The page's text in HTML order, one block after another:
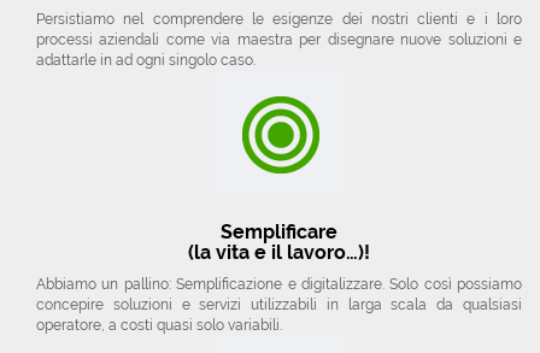
Persistiamo nel comprendere le esigenze dei nostri clienti e i loro
processi aziendali come via maestra per disegnare nuove soluzioni e
adattarle in ad ogni singolo caso.
Semplificare
(la vita e il lavoro…)!
Abbiamo un pallino: Semplificazione e digitalizzare. Solo così possiamo
concepire soluzioni e servizi utilizzabili in larga scala da qualsiasi
operatore, a costi quasi solo variabili.